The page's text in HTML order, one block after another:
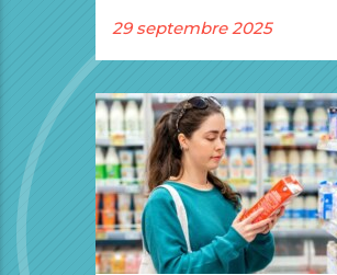
29 septembre 2025